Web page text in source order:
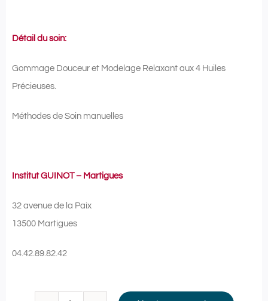
Détail du soin:
Gommage Douceur et Modelage Relaxant aux 4 Huiles
Précieuses.
Méthodes de Soin manuelles
Institut GUINOT – Martigues
32 avenue de la Paix
13500 Martigues
04.42.89.82.42